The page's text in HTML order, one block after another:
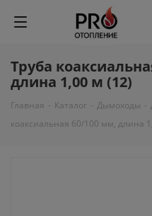
Труба
длина 1,00 м (12)
Главная - Каталог - Дымоходы -
коаксиальная 60/100 мм, длина